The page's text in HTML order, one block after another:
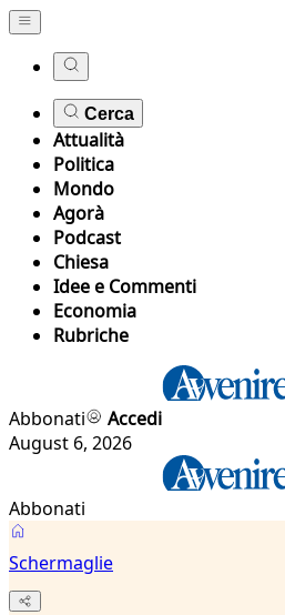
Cerca
Attualità
Politica
Mondo
Agorà
Podcast
Chiesa
Idee e Commenti
Economia
Rubriche
Abbonati
Accedi
August 6, 2026
Abbonati
Schermaglie